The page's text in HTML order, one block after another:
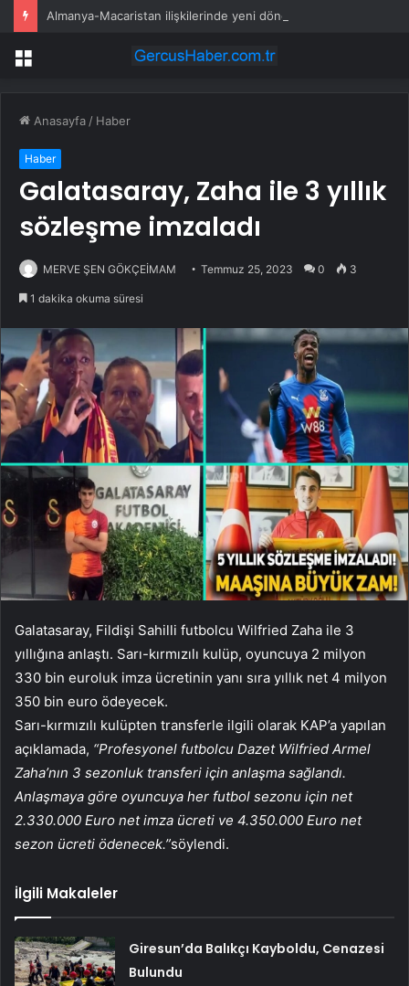
Almanya-Macaristan ilişkilerinde yeni dönem
Menü
Anasayfa / Haber
Haber
Galatasaray, Zaha ile 3 yıllık
sözleşme imzaladı
MERVE ŞEN GÖKÇEİMAM Temmuz 25, 2023 0 3
1 dakika okuma süresi
Galatasaray, Fildişi Sahilli futbolcu Wilfried Zaha ile 3
yıllığına anlaştı. Sarı-kırmızılı kulüp, oyuncuya 2 milyon
330 bin euroluk imza ücretinin yanı sıra yıllık net 4 milyon
350 bin euro ödeyecek.
Sarı-kırmızılı kulüpten transferle ilgili olarak KAP’a yapılan
açıklamada, “Profesyonel futbolcu Dazet Wilfried Armel
Zaha’nın 3 sezonluk transferi için anlaşma sağlandı.
Anlaşmaya göre oyuncuya her futbol sezonu için net
2.330.000 Euro net imza ücreti ve 4.350.000 Euro net
sezon ücreti ödenecek.”söylendi.
İlgili Makaleler
Giresun’da Balıkçı Kayboldu, Cenazesi
Bulundu